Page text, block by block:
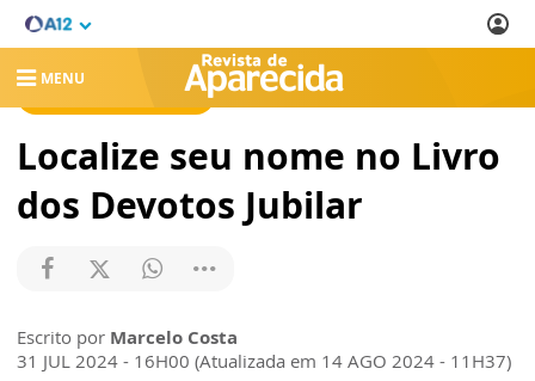
MENU
REVISTA DE APARECIDA
Localize seu nome no Livro
dos Devotos Jubilar
Escrito por Marcelo Costa
31 JUL 2024 - 16H00 (Atualizada em 14 AGO 2024 - 11H37)